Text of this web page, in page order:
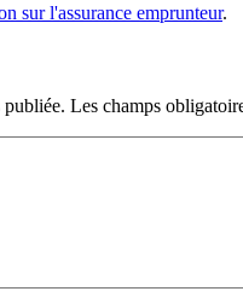
sur l'assurance emprunteur.
publiée. Les champs